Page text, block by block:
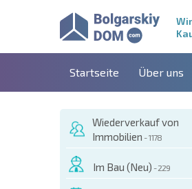
Startseite Über uns
Wiederverkauf von
Immobilien - 1178
Im Bau (Neu) - 229